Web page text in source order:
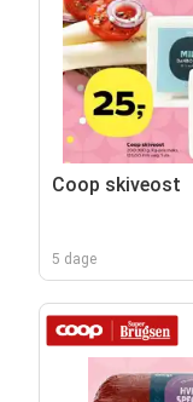
Coop skiveost
5 dage